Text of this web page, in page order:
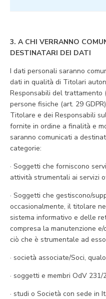
3. A CHI VERRANNO
DESTINATARI DEI DATI
I dati personali saranno
dati in qualità di Titolari
Responsabili del trattamento
persone fisiche (art. 29
Titolare e dei Responsabili
fornite in ordine a finalità e
saranno comunicati a
categorie:
· Soggetti che forniscono
attività strumentali ai servizi
· Soggetti che gestiscono/
occasionalmente, il titolare
sistema informativo e delle
compresa la manutenzione
ciò che è strumentale ad
· società associate/Soci,
· soggetti e membri OdV
· studi o Società con sede in